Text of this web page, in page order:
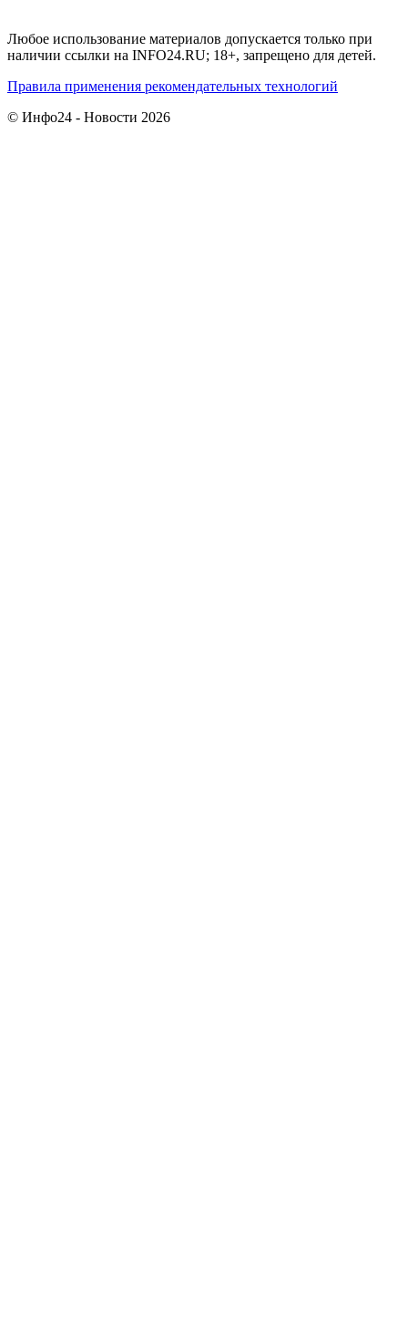
Любое использование материалов допускается только при
наличии ссылки на INFO24.RU; 18+, запрещено для детей.
Правила применения рекомендательных технологий
© Инфо24 - Новости 2026